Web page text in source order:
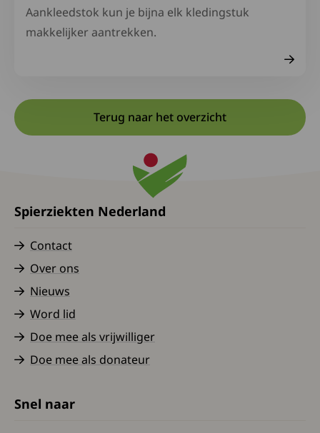
Aankleedstok kun je bijna elk kledingstuk
makkelijker aantrekken.
Terug naar het overzicht
Spierziekten Nederland
Contact
Over ons
Nieuws
Word lid
Doe mee als vrijwilliger
Doe mee als donateur
Snel naar